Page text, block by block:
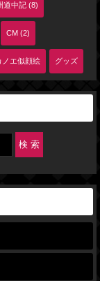
道中記 (8)
CM (2)
ノエ似顔絵 グッズ